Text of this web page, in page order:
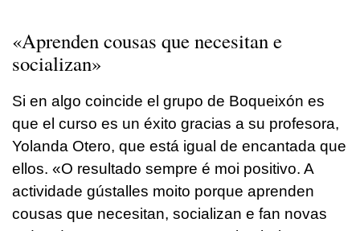
«Aprenden cousas que necesitan e
socializan»
Si en algo coincide el grupo de Boqueixón es
que el curso es un éxito gracias a su profesora,
Yolanda Otero, que está igual de encantada que
ellos. «O resultado sempre é moi positivo. A
actividade gústalles moito porque aprenden
cousas que necesitan, socializan e fan novas